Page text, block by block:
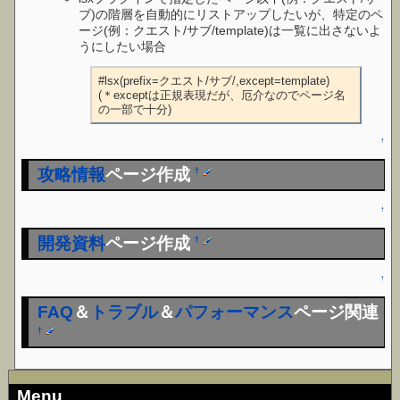
ブ)の階層を自動的にリストアップしたいが、特定のペ
ージ(例：クエスト/サブ/template)は一覧に出さないよ
うにしたい場合
#lsx(prefix=クエスト/サブ/,except=template)
(＊exceptは正規表現だが、厄介なのでページ名
の一部で十分)
↑
攻略情報ページ作成†
↑
開発資料ページ作成†
↑
FAQ ＆ トラブル＆パフォーマンスページ関連
†
Menu